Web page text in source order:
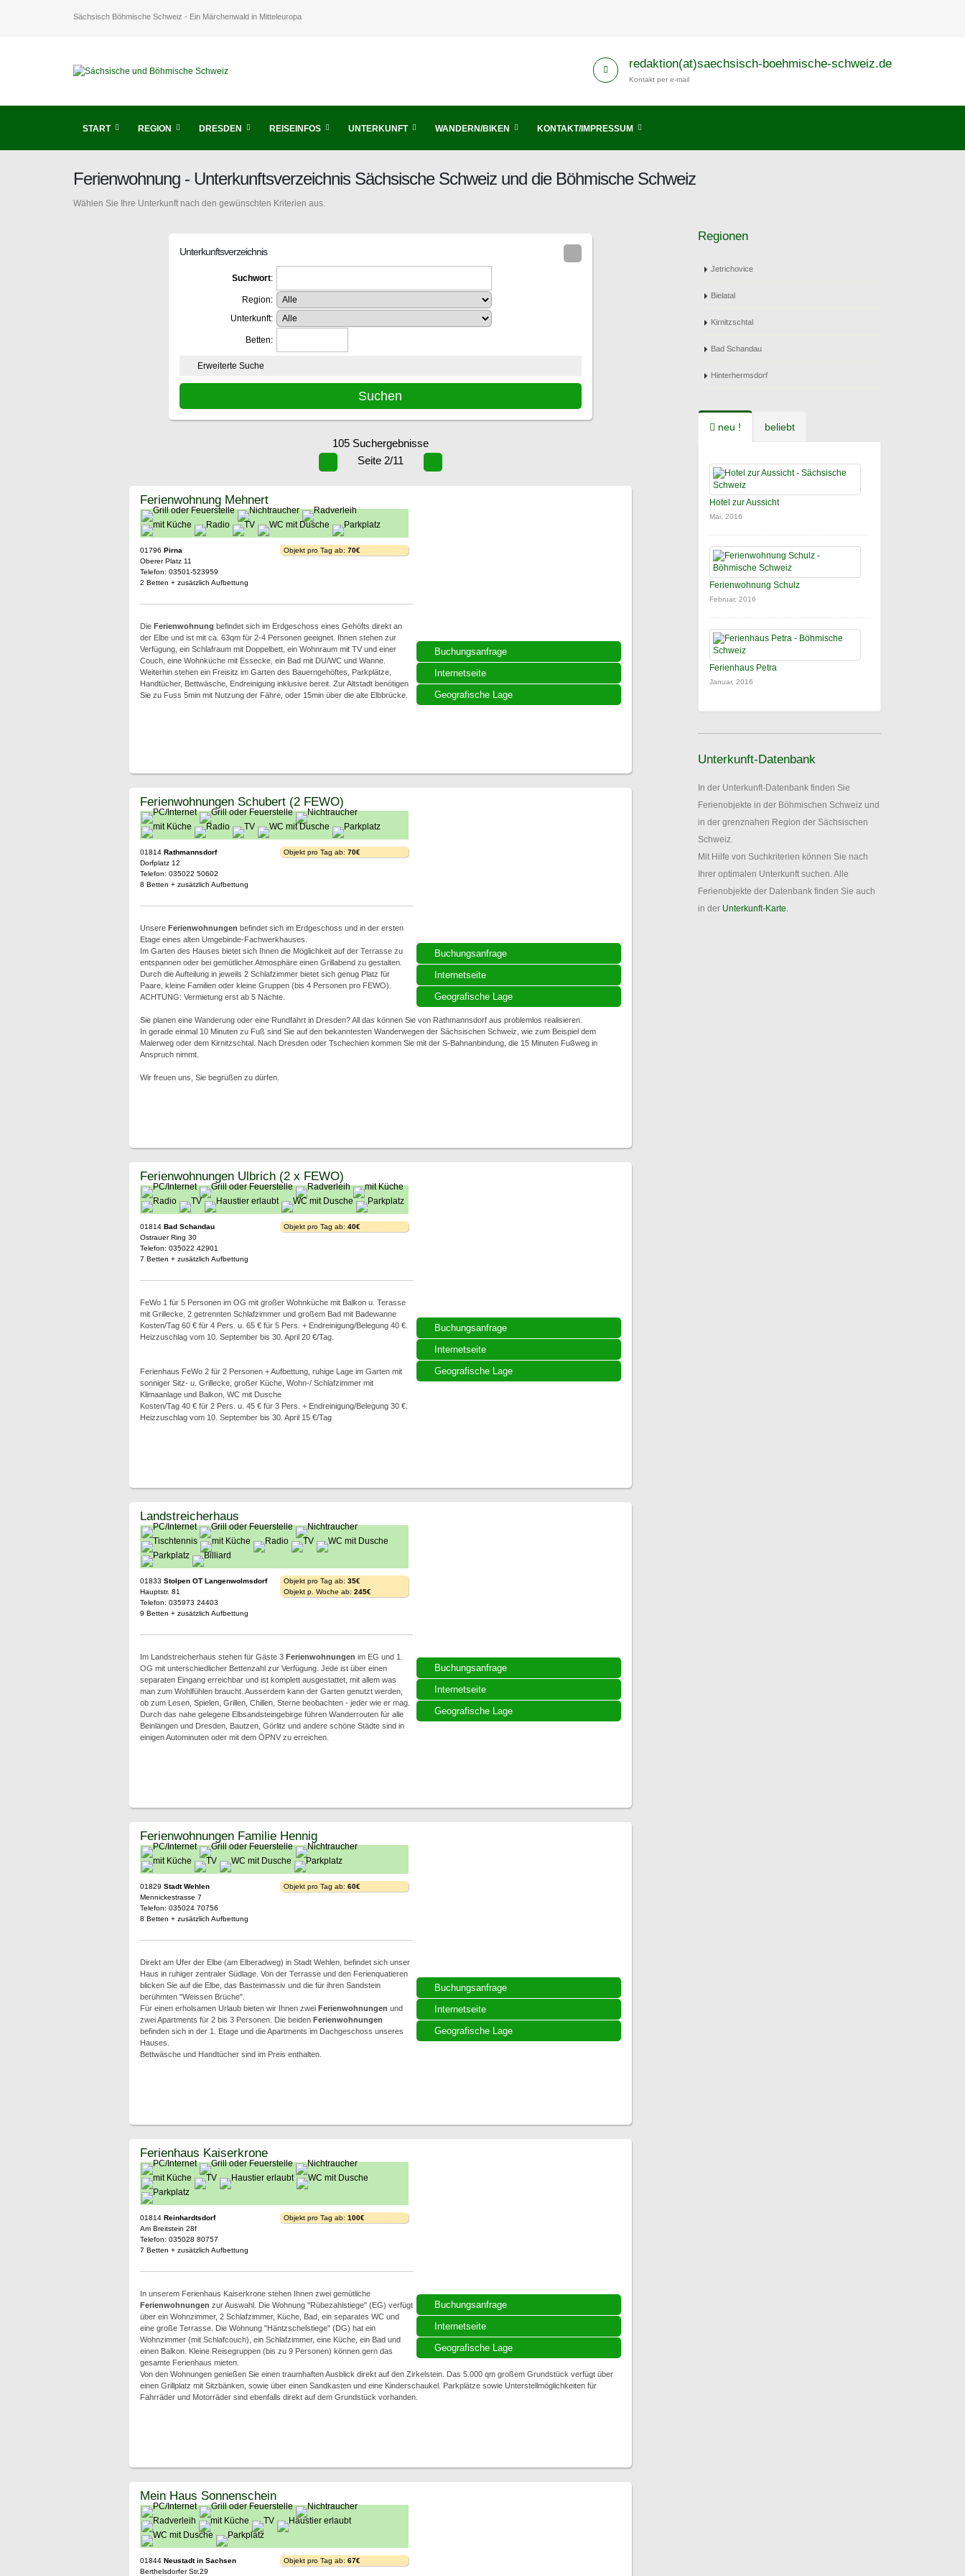
Sächsisch Böhmische Schweiz - Ein Märchenwald in Mitteleuropa
redaktion(at)saechsisch-boehmische-schweiz.de
Kontakt per e-mail
START REGION DRESDEN REISEINFOS UNTERKUNFT WANDERN/BIKEN KONTAKT/IMPRESSUM
Ferienwohnung - Unterkunftsverzeichnis Sächsische Schweiz und die Böhmische Schweiz
Wählen Sie Ihre Unterkunft nach den gewünschten Kriterien aus.
Unterkunftsverzeichnis
Suchwort:
Region:
Unterkunft:
Betten:
Erweiterte Suche
105 Suchergebnisse
Seite 2/11
Buchungsanfrage
Internetseite
Geografische Lage
Ferienwohnung Mehnert
01796 Pirna
Oberer Platz 11
Telefon: 03501-523959
2 Betten + zusätzlich Aufbettung
Objekt pro Tag ab: 70€
Die Ferienwohnung befindet sich im Erdgeschoss eines Gehöfts direkt an
der Elbe und ist mit ca. 63qm für 2-4 Personen geeignet. Ihnen stehen zur
Verfügung, ein Schlafraum mit Doppelbett, ein Wohnraum mit TV und einer
Couch, eine Wohnküche mit Essecke, ein Bad mit DU/WC und Wanne.
Weiterhin stehen ein Freisitz im Garten des Bauerngehöftes, Parkplätze,
Handtücher, Bettwäsche, Endreinigung inklusive bereit. Zur Altstadt benötigen
Sie zu Fuss 5min mit Nutzung der Fähre, oder 15min über die alte Elbbrücke.
Buchungsanfrage
Internetseite
Geografische Lage
Ferienwohnungen Schubert (2 FEWO)
01814 Rathmannsdorf
Dorfplatz 12
Telefon: 035022 50602
8 Betten + zusätzlich Aufbettung
Objekt pro Tag ab: 70€
Unsere Ferienwohnungen befindet sich im Erdgeschoss und in der ersten
Etage eines alten Umgebinde-Fachwerkhauses.
Im Garten des Hauses bietet sich Ihnen die Möglichkeit auf der Terrasse zu
entspannen oder bei gemütlicher Atmosphäre einen Grillabend zu gestalten.
Durch die Aufteilung in jeweils 2 Schlafzimmer bietet sich genug Platz für
Paare, kleine Familien oder kleine Gruppen (bis 4 Personen pro FEWO).
ACHTUNG: Vermietung erst ab 5 Nächte.
Sie planen eine Wanderung oder eine Rundfahrt in Dresden? All das können Sie von Rathmannsdorf aus problemlos realisieren.
In gerade einmal 10 Minuten zu Fuß sind Sie auf den bekanntesten Wanderwegen der Sächsischen Schweiz, wie zum Beispiel dem
Malerweg oder dem Kirnitzschtal. Nach Dresden oder Tschechien kommen Sie mit der S-Bahnanbindung, die 15 Minuten Fußweg in
Anspruch nimmt.
Wir freuen uns, Sie begrüßen zu dürfen.
Buchungsanfrage
Internetseite
Geografische Lage
Ferienwohnungen Ulbrich (2 x FEWO)
01814 Bad Schandau
Ostrauer Ring 30
Telefon: 035022 42901
7 Betten + zusätzlich Aufbettung
Objekt pro Tag ab: 40€
FeWo 1 für 5 Personen im OG mit großer Wohnküche mit Balkon u. Terasse
mit Grillecke, 2 getrennten Schlafzimmer und großem Bad mit Badewanne
Kosten/Tag 60 € für 4 Pers. u. 65 € für 5 Pers. + Endreinigung/Belegung 40 €.
Heizzuschlag vom 10. September bis 30. April 20 €/Tag.
Ferienhaus FeWo 2 für 2 Personen + Aufbettung, ruhige Lage im Garten mit
sonniger Sitz- u. Grillecke, großer Küche, Wohn-/ Schlafzimmer mit
Klimaanlage und Balkon, WC mit Dusche
Kosten/Tag 40 € für 2 Pers. u. 45 € für 3 Pers. + Endreinigung/Belegung 30 €.
Heizzuschlag vom 10. September bis 30. April 15 €/Tag
Buchungsanfrage
Internetseite
Geografische Lage
Landstreicherhaus
01833 Stolpen OT Langenwolmsdorf
Hauptstr. 81
Telefon: 035973 24403
9 Betten + zusätzlich Aufbettung
Objekt pro Tag ab: 35€
Objekt p. Woche ab: 245€
Im Landstreicherhaus stehen für Gäste 3 Ferienwohnungen im EG und 1.
OG mit unterschiedlicher Bettenzahl zur Verfügung. Jede ist über einen
separaten Eingang erreichbar und ist komplett ausgestattet, mit allem was
man zum Wohlfühlen braucht. Ausserdem kann der Garten genutzt werden,
ob zum Lesen, Spielen, Grillen, Chillen, Sterne beobachten - jeder wie er mag.
Durch das nahe gelegene Elbsandsteingebirge führen Wanderrouten für alle
Beinlängen und Dresden, Bautzen, Görlitz und andere schöne Städte sind in
einigen Autominuten oder mit dem ÖPNV zu erreichen.
Buchungsanfrage
Internetseite
Geografische Lage
Ferienwohnungen Familie Hennig
01829 Stadt Wehlen
Mennickestrasse 7
Telefon: 035024 70756
8 Betten + zusätzlich Aufbettung
Objekt pro Tag ab: 60€
Direkt am Ufer der Elbe (am Elberadweg) in Stadt Wehlen, befindet sich unser
Haus in ruhiger zentraler Südlage. Von der Terrasse und den Ferienquatieren
blicken Sie auf die Elbe, das Basteimassiv und die für ihren Sandstein
berühmten "Weissen Brüche".
Für einen erholsamen Urlaub bieten wir Ihnen zwei Ferienwohnungen und
zwei Apartments für 2 bis 3 Personen. Die beiden Ferienwohnungen
befinden sich in der 1. Etage und die Apartments im Dachgeschoss unseres
Hauses.
Bettwäsche und Handtücher sind im Preis enthalten.
Buchungsanfrage
Internetseite
Geografische Lage
Ferienhaus Kaiserkrone
01814 Reinhardtsdorf
Am Breitstein 28f
Telefon: 035028 80757
7 Betten + zusätzlich Aufbettung
Objekt pro Tag ab: 100€
In unserem Ferienhaus Kaiserkrone stehen Ihnen zwei gemütliche
Ferienwohnungen zur Auswahl. Die Wohnung "Rübezahlstiege" (EG) verfügt
über ein Wohnzimmer, 2 Schlafzimmer, Küche, Bad, ein separates WC und
eine große Terrasse. Die Wohnung "Häntzschelstiege" (DG) hat ein
Wohnzimmer (mit Schlafcouch), ein Schlafzimmer, eine Küche, ein Bad und
einen Balkon. Kleine Reisegruppen (bis zu 9 Personen) können gern das
gesamte Ferienhaus mieten.
Von den Wohnungen genießen Sie einen traumhaften Ausblick direkt auf den Zirkelstein. Das 5.000 qm großem Grundstück verfügt über
einen Grillplatz mit Sitzbänken, sowie über einen Sandkasten und eine Kinderschaukel. Parkplätze sowie Unterstellmöglichkeiten für
Fahrräder und Motorräder sind ebenfalls direkt auf dem Grundstück vorhanden.
Mein Haus Sonnenschein
01844 Neustadt in Sachsen
Berthelsdorfer Str.29
Objekt pro Tag ab: 67€
Regionen
Jetrichovice
Bielatal
Kirnitzschtal
Bad Schandau
Hinterhermsdorf
neu ! beliebt
Hotel zur Aussicht
Mai, 2016
Ferienwohnung Schulz
Februar, 2016
Ferienhaus Petra
Januar, 2016
Unterkunft-Datenbank
In der Unterkunft-Datenbank finden Sie
Ferienobjekte in der Böhmischen Schweiz und
in der grenznahen Region der Sächsischen
Schweiz.
Mit Hilfe von Suchkriterien können Sie nach
Ihrer optimalen Unterkunft suchen. Alle
Ferienobjekte der Datenbank finden Sie auch
in der Unterkunft-Karte.